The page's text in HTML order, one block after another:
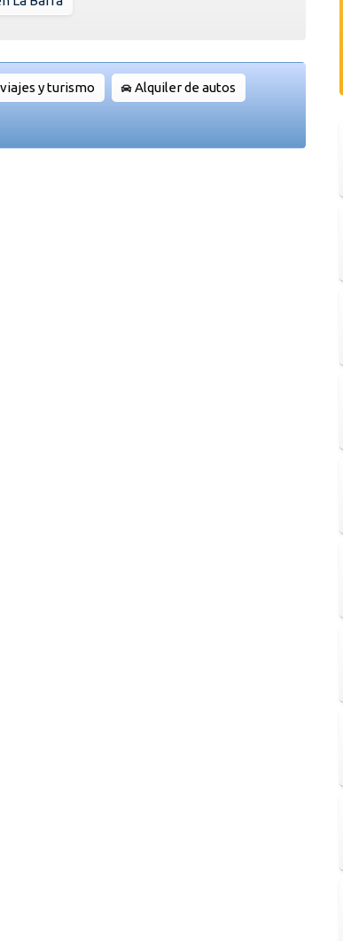
y turismo Alquiler de autos